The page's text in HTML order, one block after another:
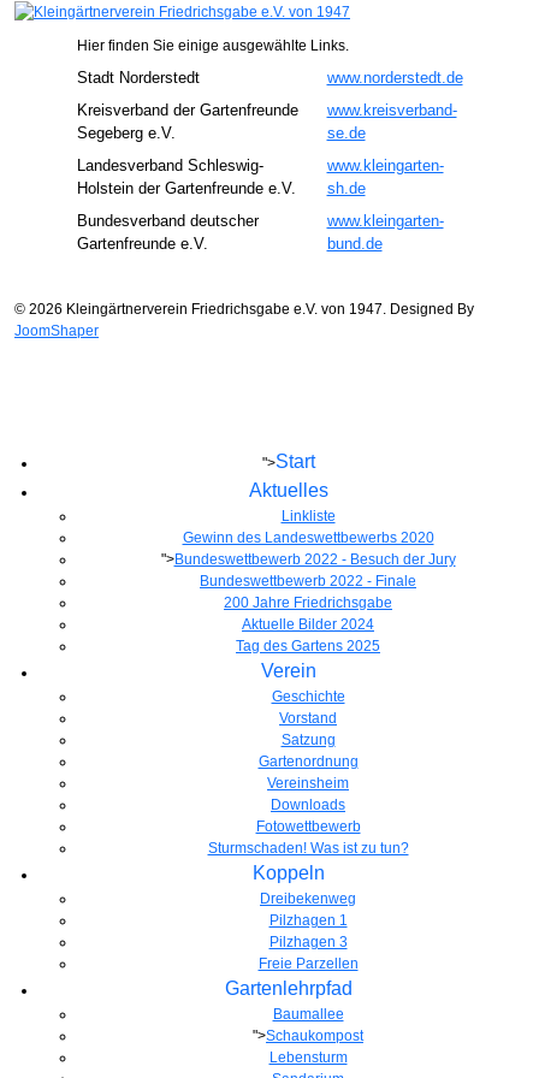
Hier finden Sie einige ausgewählte Links.
Stadt Norderstedt
www.norderstedt.de
Kreisverband der Gartenfreunde
Segeberg e.V.
www.kreisverband-
se.de
Landesverband Schleswig-
Holstein der Gartenfreunde e.V.
www.kleingarten-
sh.de
Bundesverband deutscher
Gartenfreunde e.V.
www.kleingarten-
bund.de
© 2026 Kleingärtnerverein Friedrichsgabe e.V. von 1947. Designed By
JoomShaper
">Start
Aktuelles
Linkliste
Gewinn des Landeswettbewerbs 2020
">Bundeswettbewerb 2022 - Besuch der Jury
Bundeswettbewerb 2022 - Finale
200 Jahre Friedrichsgabe
Aktuelle Bilder 2024
Tag des Gartens 2025
Verein
Geschichte
Vorstand
Satzung
Gartenordnung
Vereinsheim
Downloads
Fotowettbewerb
Sturmschaden! Was ist zu tun?
Koppeln
Dreibekenweg
Pilzhagen 1
Pilzhagen 3
Freie Parzellen
Gartenlehrpfad
Baumallee
">Schaukompost
Lebensturm